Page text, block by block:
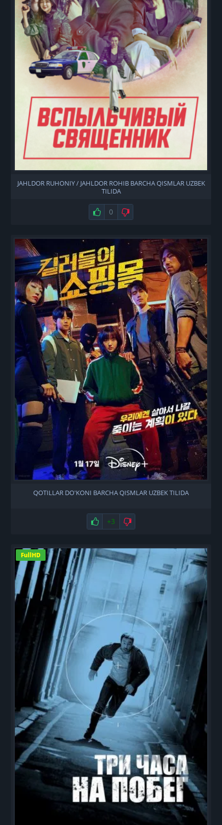
JAHLDOR RUHONIY / JAHLDOR ROHIB BARCHA QISMLAR UZBEK
TILIDA
Нравится
0 Не нравится
QOTILLAR DO'KONI BARCHA QISMLAR UZBEK TILIDA
Нравится
+3 Не нравится
FullHD